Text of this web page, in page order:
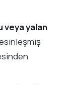
veya yalan